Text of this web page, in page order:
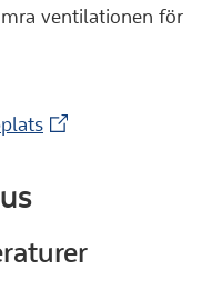
ventilationen för
(Extern webbplats)